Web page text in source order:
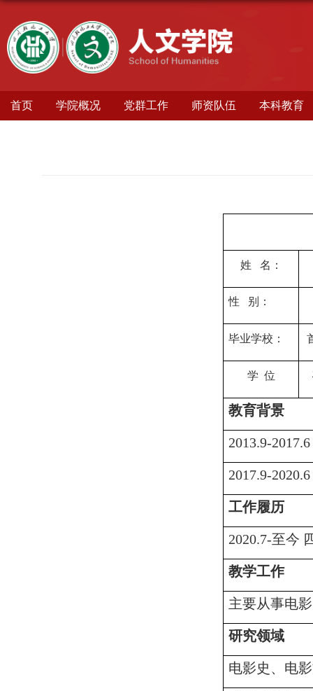
首页 学院概况 党群工作 师资队伍 本科教育
姓 名：
性 别：
毕业学校：
学 位
教育背景
2013.9-
2017.9-2020.6
工作履历
2020.7-至今
教学工作
主要从事电
研究领域
电影史、电